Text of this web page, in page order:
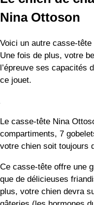
compartiments, 7
votre chien soit toujours
Ce casse-tête offre une
que de délicieuses
Et ce jouet en est un
Ce que j’aime :
Engagement et défi
Facile à nettoyer
Ralentir les repas